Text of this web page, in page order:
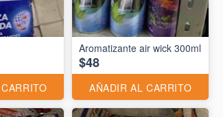
Aromatizante air wick 300ml
$48
AÑADIR AL CARRITO